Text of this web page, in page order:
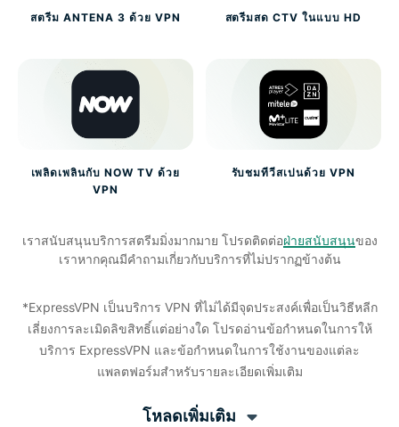
สตรีม ANTENA 3 ด้วย VPN สตรีมสด CTV ในแบบ HD
เพลิดเพลินกับ NOW TV ด้วย
VPN
รับชมทีวีสเปนด้วย VPN
เราสนับสนุนบริการสตรีมมิ่งมากมาย โปรดติดต่อฝ่ายสนับสนุนของ
เราหากคุณมีคำถามเกี่ยวกับบริการที่ไม่ปรากฏข้างต้น
*ExpressVPN เป็นบริการ VPN ที่ไม่ได้มีจุดประสงค์เพื่อเป็นวิธีหลีก
เลี่ยงการละเมิดลิขสิทธิ์แต่อย่างใด โปรดอ่านข้อกำหนดในการให้
บริการ ExpressVPN และข้อกำหนดในการใช้งานของแต่ละ
แพลตฟอร์มสำหรับรายละเอียดเพิ่มเติม
โหลดเพิ่มเติม